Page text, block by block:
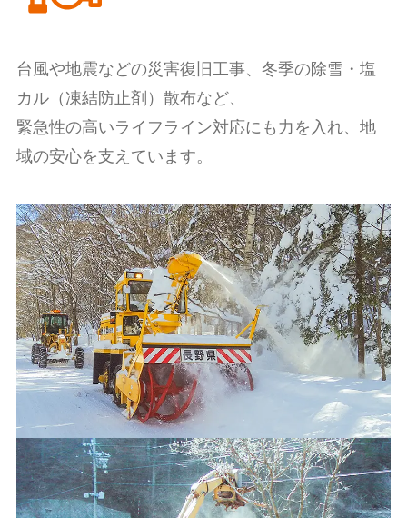
台風や地震などの災害復旧工事、冬季の除雪・塩
カル（凍結防止剤）散布など、
緊急性の高いライフライン対応にも力を入れ、地
域の安心を支えています。